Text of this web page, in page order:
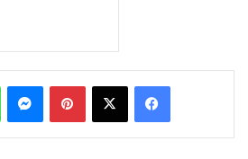
بينتيريست